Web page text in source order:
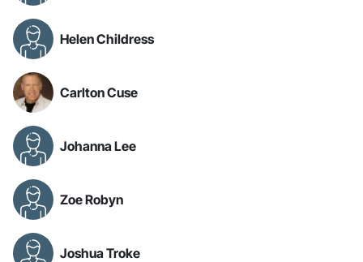
Helen Childress
Carlton Cuse
Johanna Lee
Zoe Robyn
Joshua Troke